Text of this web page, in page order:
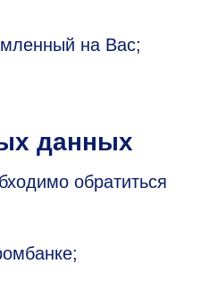
на Вас;
данных
обратиться